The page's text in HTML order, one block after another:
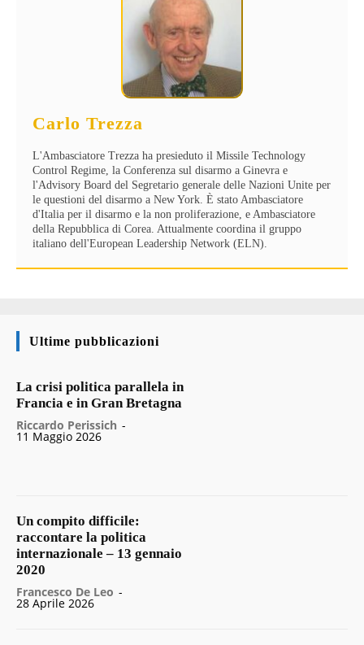
Carlo Trezza
L'Ambasciatore Trezza ha presieduto il Missile Technology
Control Regime, la Conferenza sul disarmo a Ginevra e
l'Advisory Board del Segretario generale delle Nazioni Unite per
le questioni del disarmo a New York. È stato Ambasciatore
d'Italia per il disarmo e la non proliferazione, e Ambasciatore
della Repubblica di Corea. Attualmente coordina il gruppo
italiano dell'European Leadership Network (ELN).
Ultime pubblicazioni
La crisi politica parallela in
Francia e in Gran Bretagna
Riccardo Perissich -
11 Maggio 2026
Un compito difficile:
raccontare la politica
internazionale – 13 gennaio
2020
Francesco De Leo -
28 Aprile 2026